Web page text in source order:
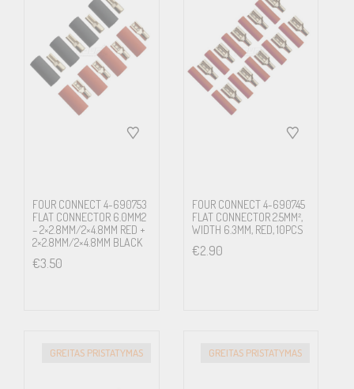
FOUR CONNECT 4-690753
FLAT CONNECTOR 6.0MM2
– 2×2.8MM/2×4.8MM RED +
2×2.8MM/2×4.8MM BLACK
€3.50
FOUR CONNECT 4-690745
FLAT CONNECTOR 2.5MM²,
WIDTH 6.3MM, RED, 10PCS
€2.90
GREITAS PRISTATYMAS GREITAS PRISTATYMAS